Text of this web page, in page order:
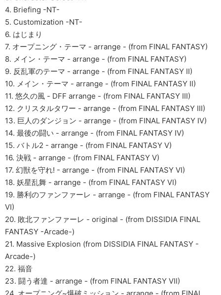
4. Briefing -NT-
5. Customization -NT-
6. はじまり
7. オープニング・テーマ - arrange - (from FINAL FANTASY)
8. メイン・テーマ - arrange - (from FINAL FANTASY)
9. 反乱軍のテーマ - arrange - (from FINAL FANTASY II)
10. メイン・テーマ - arrange - (from FINAL FANTASY II)
11. 悠久の風 - DFF arrange - (from FINAL FANTASY III)
12. クリスタルタワー - arrange - (from FINAL FANTASY III)
13. 巨人のダンジョン - arrange - (from FINAL FANTASY IV)
14. 最後の闘い - arrange - (from FINAL FANTASY IV)
15. バトル2 - arrange - (from FINAL FANTASY V)
16. 決戦 - arrange - (from FINAL FANTASY V)
17. 幻獣を守れ! - arrange - (from FINAL FANTASY VI)
18. 妖星乱舞 - arrange - (from FINAL FANTASY VI)
19. 勝利のファンファーレ - arrange - (from FINAL FANTASY
VI)
20. 敗北ファンファーレ - original - (from DISSIDIA FINAL
FANTASY -Arcade-)
21. Massive Explosion (from DISSIDIA FINAL FANTASY -
Arcade-)
22. 福音
23. 闘う者達 - arrange - (from FINAL FANTASY VII)